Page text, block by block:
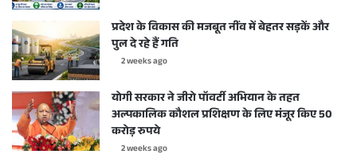
प्रदेश के विकास की मजबूत नींव में बेहतर सड़कें और
पुल दे रहे हैं गति
2 weeks ago
योगी सरकार ने जीरो पॉवर्टी अभियान के तहत
अल्पकालिक कौशल प्रशिक्षण के लिए मंजूर किए 50
करोड़ रुपये
2 weeks ago